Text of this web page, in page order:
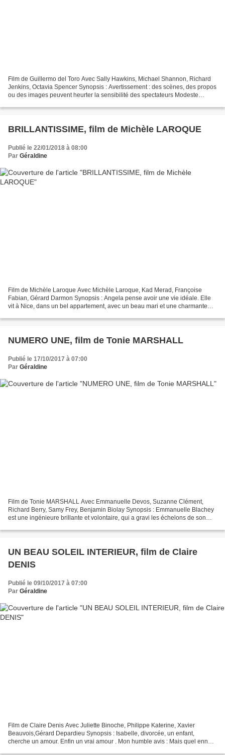
Film de Guillermo del Toro Avec Sally Hawkins, Michael Shannon, Richard
Jenkins, Octavia Spencer Synopsis : Avertissement : des scènes, des propos
ou des images peuvent heurter la sensibilité des spectateurs Modeste
BRILLANTISSIME, film de Michèle LAROQUE
Publié le 22/01/2018 à 08:00
Par Géraldine
Film de Michèle Laroque Avec Michèle Laroque, Kad Merad, Françoise
Fabian, Gérard Darmon Synopsis : Angela pense avoir une vie idéale. Elle
vit à Nice, dans un bel appartement, avec un beau mari et une charmante
NUMERO UNE, film de Tonie MARSHALL
Publié le 17/10/2017 à 07:00
Par Géraldine
Film de Tonie MARSHALL Avec Emmanuelle Devos, Suzanne Clément,
Richard Berry, Samy Frey, Benjamin Biolay Synopsis : Emmanuelle Blachey
est une ingénieure brillante et volontaire, qui a gravi les échelons de son
UN BEAU SOLEIL INTERIEUR, film de Claire
DENIS
Publié le 09/10/2017 à 07:00
Par Géraldine
Film de Claire Denis Avec Juliette Binoche, Philippe Katerine, Xavier
Beauvois,Gérard Depardieu Synopsis : Isabelle, divorcée, un enfant,
cherche un amour. Enfin un vrai amour . Mon humble avis : Mais quel ennui,